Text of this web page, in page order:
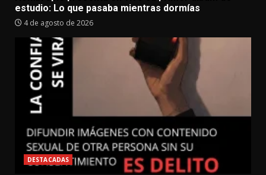
estudio: Lo que pasaba mientras dormías
4 de agosto de 2026
DESTACADAS